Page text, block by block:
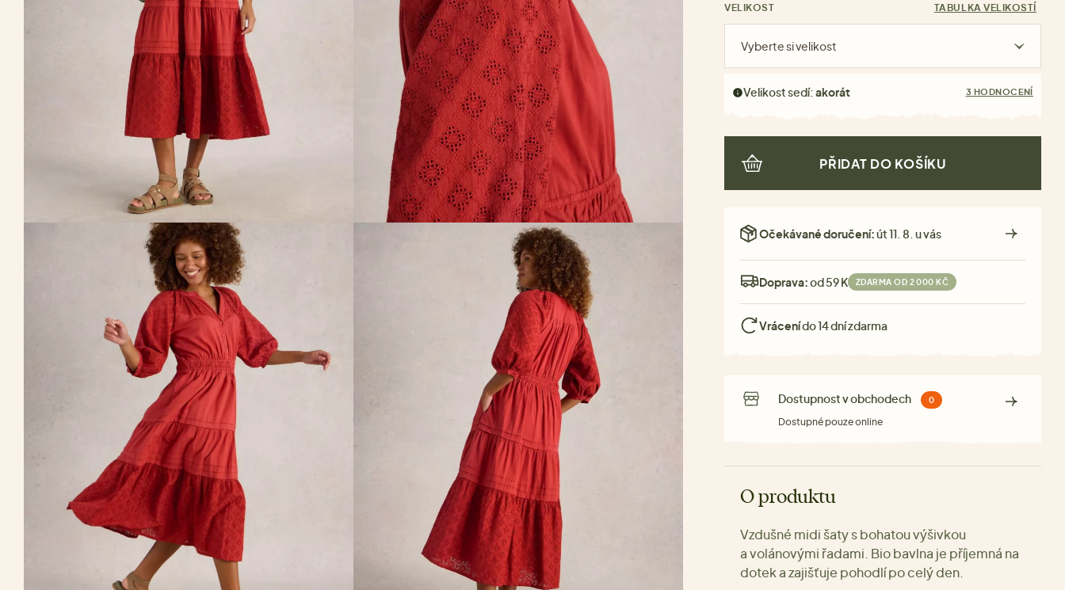
VELIKOST TABULKA VELIKOSTÍ
Vyberte si velikost
Velikost sedí:akorát 3 HODNOCENÍ
PŘIDAT DO KOŠÍKU
Očekávané doručení:út 11. 8. u vás
Doprava:od 59 Kč ZDARMA OD 2 000 KČ
Vrácenído 14 dní zdarma
Dostupnost v obchodech 0
Dostupné pouze online
O produktu
Vzdušné midi šaty s bohatou výšivkou
a volánovými řadami. Bio bavlna je příjemná na
dotek a zajišťuje pohodlí po celý den.